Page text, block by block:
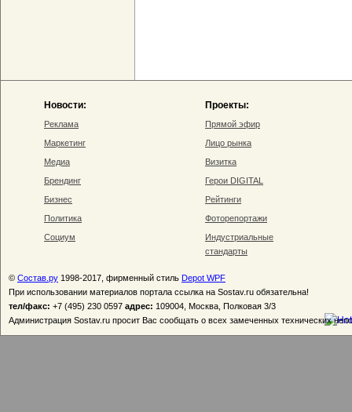
Новости:
Реклама
Маркетинг
Медиа
Брендинг
Бизнес
Политика
Социум
Проекты:
Прямой эфир
Лицо рынка
Визитка
Герои DIGITAL
Рейтинги
Фоторепортажи
Индустриальные
стандарты
© Состав.ру 1998-2017, фирменный стиль Depot WPF
При использовании материалов портала ссылка на Sostav.ru обязательна!
тел/факс: +7 (495) 230 0597 адрес: 109004, Москва, Полковая 3/3
Администрация Sostav.ru просит Вас сообщать о всех замеченных технических